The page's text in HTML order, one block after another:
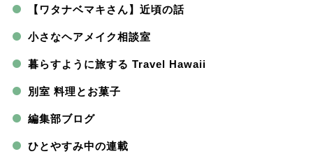
【ワタナベマキさん】近頃の話
小さなヘアメイク相談室
暮らすように旅する Travel Hawaii
別室 料理とお菓子
編集部ブログ
ひとやすみ中の連載